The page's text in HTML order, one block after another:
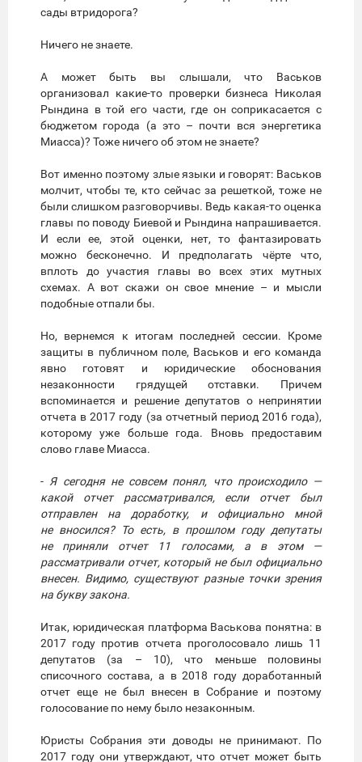
сады втридорога?
Ничего не знаете.
А может быть вы слышали, что Васьков
организовал какие-то проверки бизнеса Николая
Рындина в той его части, где он соприкасается с
бюджетом города (а это – почти вся энергетика
Миасса)? Тоже ничего об этом не знаете?
Вот именно поэтому злые языки и говорят: Васьков
молчит, чтобы те, кто сейчас за решеткой, тоже не
были слишком разговорчивы. Ведь какая-то оценка
главы по поводу Биевой и Рындина напрашивается.
И если ее, этой оценки, нет, то фантазировать
можно бесконечно. И предполагать чёрте что,
вплоть до участия главы во всех этих мутных
схемах. А вот скажи он свое мнение – и мысли
подобные отпали бы.
Но, вернемся к итогам последней сессии. Кроме
защиты в публичном поле, Васьков и его команда
явно готовят и юридические обоснования
незаконности грядущей отставки. Причем
вспоминается и решение депутатов о непринятии
отчета в 2017 году (за отчетный период 2016 года),
которому уже больше года. Вновь предоставим
слово главе Миасса.
- Я сегодня не совсем понял, что происходило —
какой отчет рассматривался, если отчет был
отправлен на доработку, и официально мной
не вносился? То есть, в прошлом году депутаты
не приняли отчет 11 голосами, а в этом —
рассматривали отчет, который не был официально
внесен. Видимо, существуют разные точки зрения
на букву закона.
Итак, юридическая платформа Васькова понятна: в
2017 году против отчета проголосовало лишь 11
депутатов (за – 10), что меньше половины
списочного состава, а в 2018 году доработанный
отчет еще не был внесен в Собрание и поэтому
голосование по нему было незаконным.
Юристы Собрания эти доводы не принимают. По
2017 году они утверждают, что отчет может быть